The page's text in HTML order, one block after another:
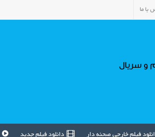
با ما
و سریال
فیلم خارجی صحنه دار دانلود فیلم جدید